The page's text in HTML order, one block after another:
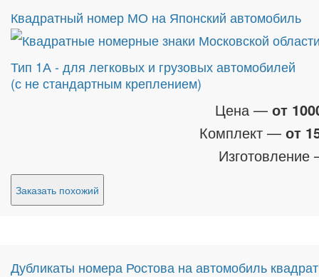
Квадратный номер МО на Японский автомобиль
Тип 1А - для легковых и грузовых автомобилей
(с не стандартным креплением)
Цена — от
Комплект — от
Заказать похожий
Дубликаты номера Ростова на автомобиль